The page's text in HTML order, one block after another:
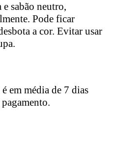
sabão neutro,
Pode ficar
a cor. Evitar usar
em média de 7 dias